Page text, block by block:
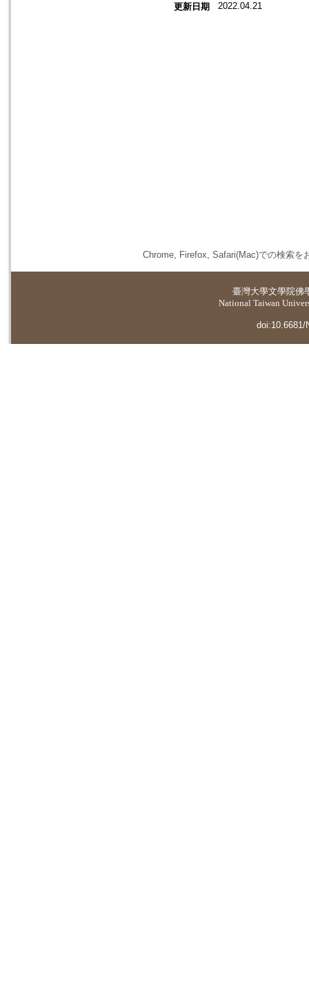
更新日期 2022.04.21
Chrome, Firefox, Safari(Mac)での検索を
臺灣大學文學院佛
National Taiwan
doi:10.6681/